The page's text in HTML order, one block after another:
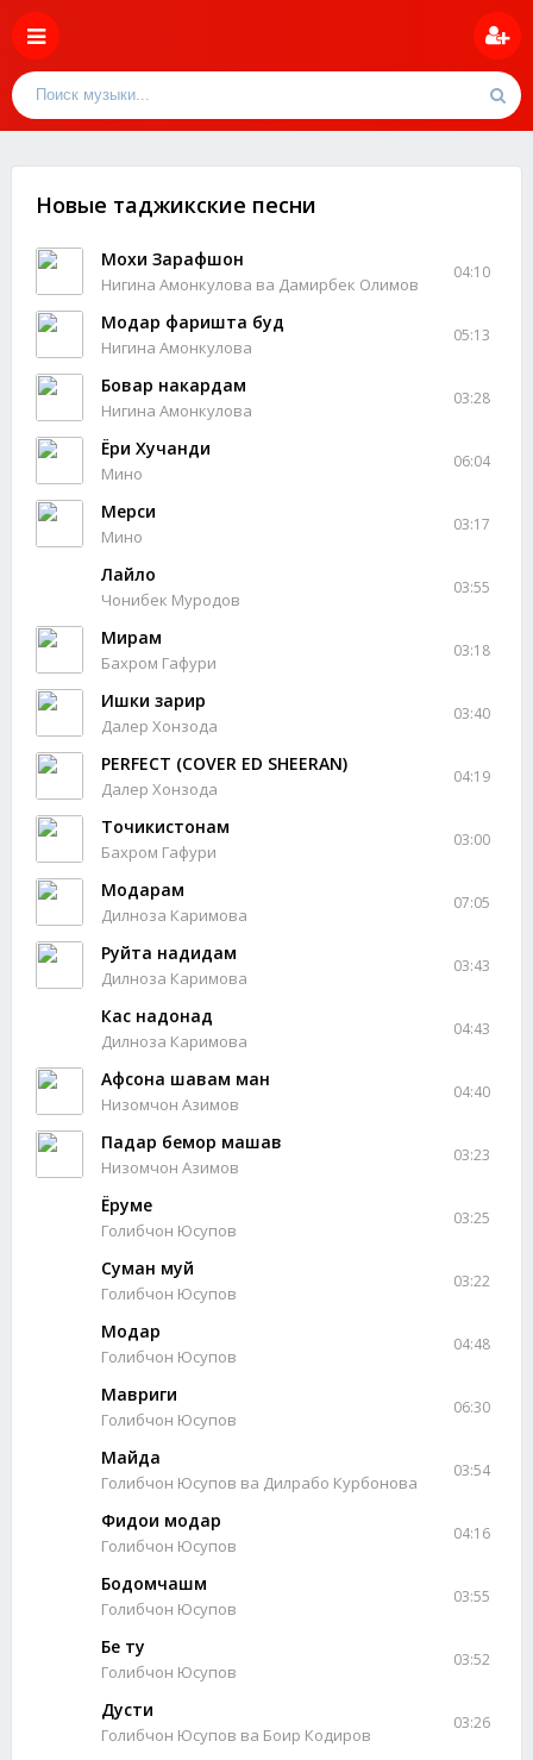
Новые таджикские песни
Мохи Зарафшон
Нигина Амонкулова ва Дамирбек Олимов
04:10
Модар фаришта буд
Нигина Амонкулова
05:13
Бовар накардам
Нигина Амонкулова
03:28
Ёри Хучанди
Мино
06:04
Мерси
Мино
03:17
Лайло
Чонибек Муродов
03:55
Мирам
Бахром Гафури
03:18
Ишки зарир
Далер Хонзода
03:40
PERFECT (COVER ED SHEERAN)
Далер Хонзода
04:19
Точикистонам
Бахром Гафури
03:00
Модарам
Дилноза Каримова
07:05
Руйта надидам
Дилноза Каримова
03:43
Кас надонад
Дилноза Каримова
04:43
Афсона шавам ман
Низомчон Азимов
04:40
Падар бемор машав
Низомчон Азимов
03:23
Ёруме
Голибчон Юсупов
03:25
Суман муй
Голибчон Юсупов
03:22
Модар
Голибчон Юсупов
04:48
Мавриги
Голибчон Юсупов
06:30
Майда
Голибчон Юсупов ва Дилрабо Курбонова
03:54
Фидои модар
Голибчон Юсупов
04:16
Бодомчашм
Голибчон Юсупов
03:55
Бе ту
Голибчон Юсупов
03:52
Дусти
Голибчон Юсупов ва Боир Кодиров
03:26